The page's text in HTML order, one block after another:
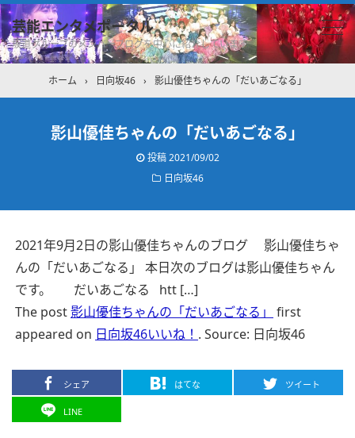
芸能エンタメポータル
坂道グループのメンバーブログを中心に紹介しています
ホーム › 日向坂46 › 影山優佳ちゃんの「だいあごなる」
影山優佳ちゃんの「だいあごなる」
投稿2021/09/02
日向坂46
2021年9月2日の影山優佳ちゃんのブログ 影山優佳ちゃ
んの「だいあごなる」 本日次のブログは影山優佳ちゃん
です。 だいあごなる htt […]
The post影山優佳ちゃんの「だいあごなる」
first
appeared on 日向坂46いいね！ . Source: 日向坂46
シェア はてな ツイート
LINE